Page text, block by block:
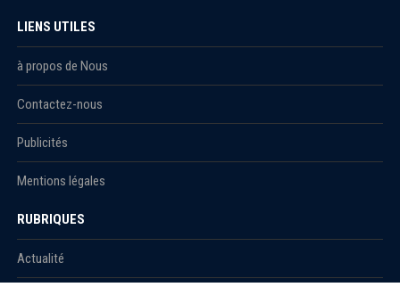
LIENS UTILES
à propos de Nous
Contactez-nous
Publicités
Mentions légales
RUBRIQUES
Actualité